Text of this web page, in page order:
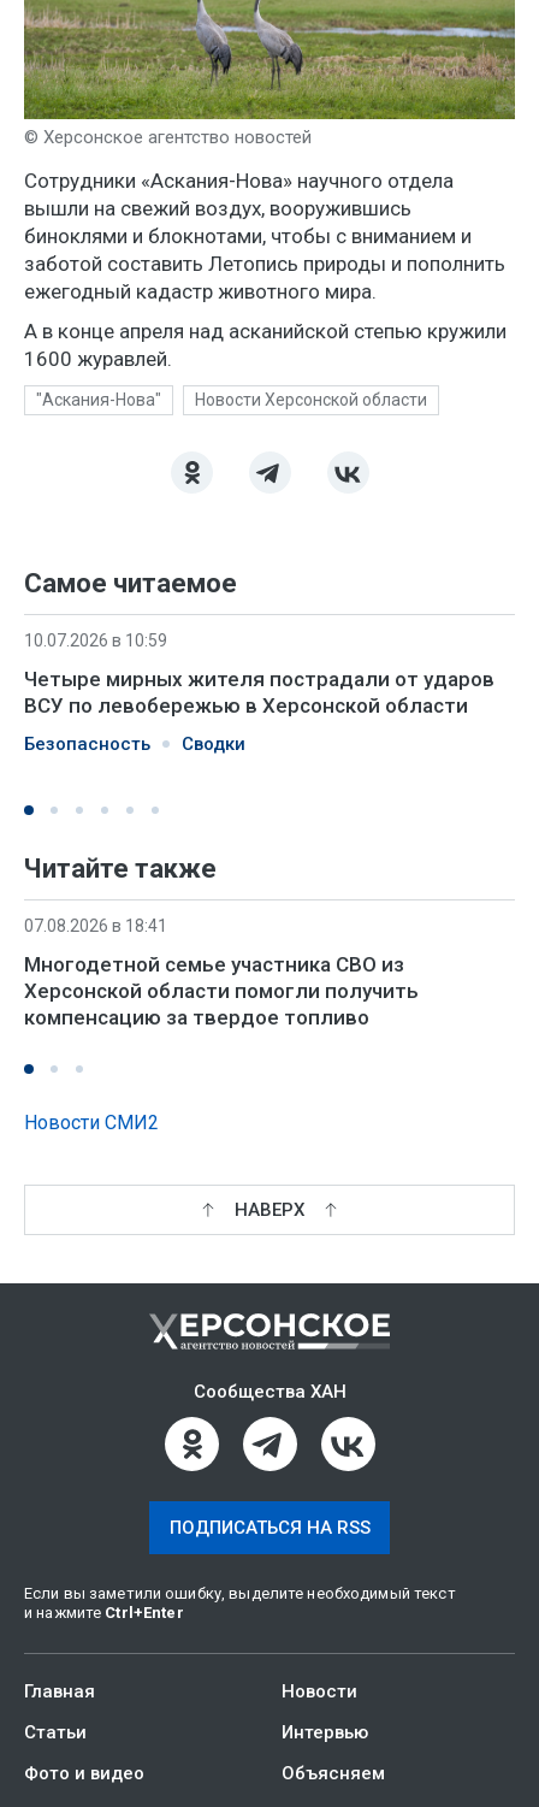
© Херсонское агентство новостей
Сотрудники «Аскания-Нова» научного отдела
вышли на свежий воздух, вооружившись
биноклями и блокнотами, чтобы с вниманием и
заботой составить Летопись природы и пополнить
ежегодный кадастр животного мира.
А в конце апреля над асканийской степью кружили
1600 журавлей.
"Аскания-Нова" Новости Херсонской области
Самое читаемое
10.07.2026 в 10:59
Четыре мирных жителя пострадали от ударов
ВСУ по левобережью в Херсонской области
Безопасность Сводки
Читайте также
07.08.2026 в 18:41
Многодетной семье участника СВО из
Херсонской области помогли получить
компенсацию за твердое топливо
Новости СМИ2
НАВЕРХ
Сообщества ХАН
ПОДПИСАТЬСЯ НА RSS
Если вы заметили ошибку, выделите необходимый текст
и нажмите Ctrl +Enter
Главная
Новости
Статьи
Интервью
Фото и видео
Объясняем